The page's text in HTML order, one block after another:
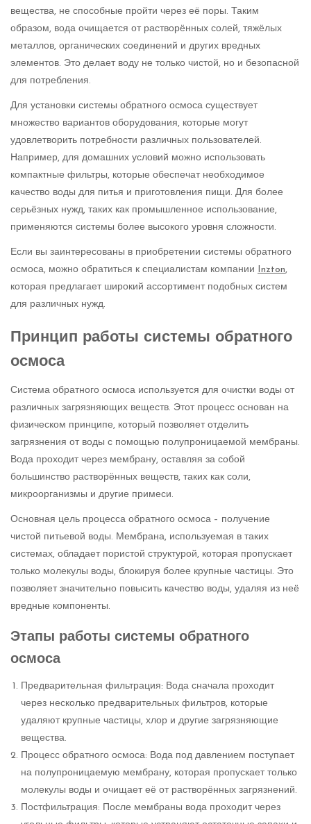
вещества, не способные пройти через её поры. Таким
образом, вода очищается от растворённых солей, тяжёлых
металлов, органических соединений и других вредных
элементов. Это делает воду не только чистой, но и безопасной
для потребления.
Для установки системы обратного осмоса существует
множество вариантов оборудования, которые могут
удовлетворить потребности различных пользователей.
Например, для домашних условий можно использовать
компактные фильтры, которые обеспечат необходимое
качество воды для питья и приготовления пищи. Для более
серьёзных нужд, таких как промышленное использование,
применяются системы более высокого уровня сложности.
Если вы заинтересованы в приобретении системы обратного
осмоса, можно обратиться к специалистам компании Inzton,
которая предлагает широкий ассортимент подобных систем
для различных нужд.
Принцип работы системы обратного
осмоса
Система обратного осмоса используется для очистки воды от
различных загрязняющих веществ. Этот процесс основан на
физическом принципе, который позволяет отделить
загрязнения от воды с помощью полупроницаемой мембраны.
Вода проходит через мембрану, оставляя за собой
большинство растворённых веществ, таких как соли,
микроорганизмы и другие примеси.
Основная цель процесса обратного осмоса – получение
чистой питьевой воды. Мембрана, используемая в таких
системах, обладает пористой структурой, которая пропускает
только молекулы воды, блокируя более крупные частицы. Это
позволяет значительно повысить качество воды, удаляя из неё
вредные компоненты.
Этапы работы системы обратного
осмоса
Предварительная фильтрация: Вода сначала проходит
через несколько предварительных фильтров, которые
удаляют крупные частицы, хлор и другие загрязняющие
вещества.
Процесс обратного осмоса: Вода под давлением поступает
на полупроницаемую мембрану, которая пропускает только
молекулы воды и очищает её от растворённых загрязнений.
Постфильтрация: После мембраны вода проходит через